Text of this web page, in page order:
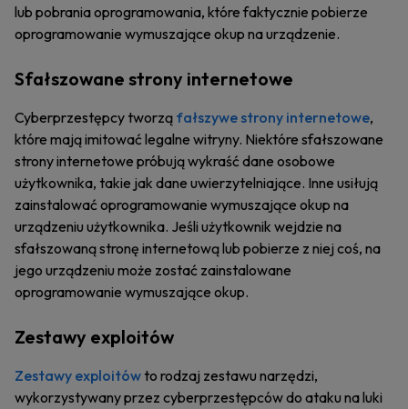
lub pobrania oprogramowania, które faktycznie pobierze
oprogramowanie wymuszające okup na urządzenie.
Sfałszowane strony internetowe
Cyberprzestępcy tworzą fałszywe strony internetowe,
które mają imitować legalne witryny. Niektóre sfałszowane
strony internetowe próbują wykraść dane osobowe
użytkownika, takie jak dane uwierzytelniające. Inne usiłują
zainstalować oprogramowanie wymuszające okup na
urządzeniu użytkownika. Jeśli użytkownik wejdzie na
sfałszowaną stronę internetową lub pobierze z niej coś, na
jego urządzeniu może zostać zainstalowane
oprogramowanie wymuszające okup.
Zestawy exploitów
Zestawy exploitówto rodzaj zestawu narzędzi,
wykorzystywany przez cyberprzestępców do ataku na luki